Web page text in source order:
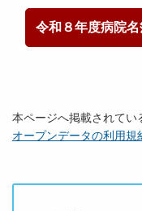
令和８年度病院
本ページへ掲載されてい
オープンデータの利用規